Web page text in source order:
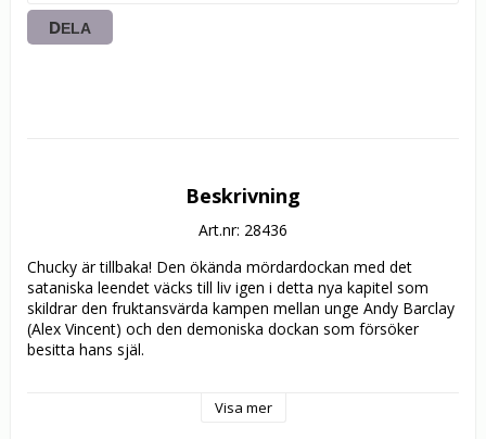
DELA
Beskrivning
Art.nr: 28436
Chucky är tillbaka! Den ökända mördardockan med det
sataniska leendet väcks till liv igen i detta nya kapitel som
skildrar den fruktansvärda kampen mellan unge Andy Barclay
(Alex Vincent) och den demoniska dockan som försöker
besitta hans själ.
Chucky åter ur askan, efter att han rekonstruerats av en
Visa mer